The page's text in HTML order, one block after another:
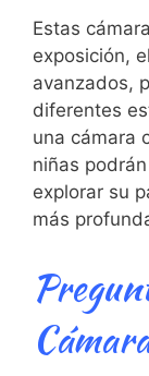
Estas
exposición,
avanzados,
⁣diferentes
una cámara
niñas
⁤explorar su⁢
más